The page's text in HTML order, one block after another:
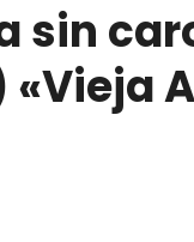
sin
«Vieja